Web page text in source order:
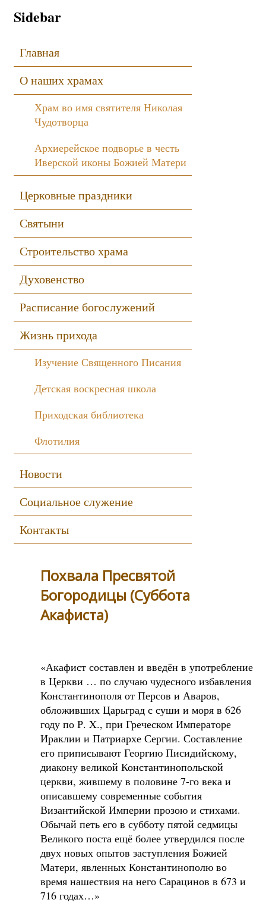
Sidebar
Главная
О наших храмах
Храм во имя святителя Николая
Чудотворца
Архиерейское подворье в честь
Иверской иконы Божией Матери
Церковные праздники
Святыни
Строительство храма
Духовенство
Расписание богослужений
Жизнь прихода
Изучение Священного Писания
Детская воскресная школа
Приходская библиотека
Флотилия
Новости
Социальное служение
Контакты
Похвала Пресвятой
Богородицы (Суббота
Акафиста)
«Акафист составлен и введён в употребление
в Церкви … по случаю чудесного избавления
Константинополя от Персов и Аваров,
обложивших Царьград с суши и моря в 626
году по Р. X., при Греческом Императоре
Ираклии и Патриархе Сергии. Составление
его приписывают Георгию Писидийскому,
диакону великой Константинопольской
церкви, жившему в половине 7-го века и
описавшему современные события
Византийской Империи прозою и стихами.
Обычай петь его в субботу пятой седмицы
Великого поста ещё более утвердился после
двух новых опытов заступления Божией
Матери, явленных Константинополю во
время нашествия на него Сарацинов в 673 и
716 годах…»